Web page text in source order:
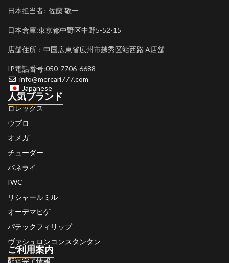
日本担当者: 佐藤 敬一
日本倉庫:東京都中野区中野5-52-15
店舗住所：中国広東省広州市越秀区站西路 A店舗
IP電話番号:050-7706-6688
info@mercari777.com
Japanese
人気ブランド
ロレックス
ウブロ
オメガ
チューダー
パネライ
IWC
リシャールミル
オーデマピゲ
パテックフィリップ
ヴァシュロンコンスタンタン
ご利用案内